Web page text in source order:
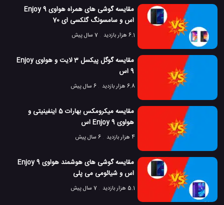
مقایسه گوشی های همراه هواوی Enjoy 9
اس و سامسونگ گلکسی ای 70
6.1 هزار بازدید 7 سال پیش
مقایسه گوگل پیکسل 3 لایت و هواوی Enjoy
9 اس
6.8 هزار بازدید 6 سال پیش
مقایسه میکرومکس بهارات 5 اینفینیتی و
هواوی Enjoy 9 اس
4 هزار بازدید 6 سال پیش
مقایسه گوشی های هوشمند هواوی Enjoy 9
اس و شیائومی می پلی
5.1 هزار بازدید 7 سال پیش